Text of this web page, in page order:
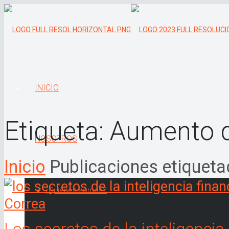
INICIO
NOSOTROS
¿Quiénes somos?
Etiqueta: Aumento
Inicio Publicaciones